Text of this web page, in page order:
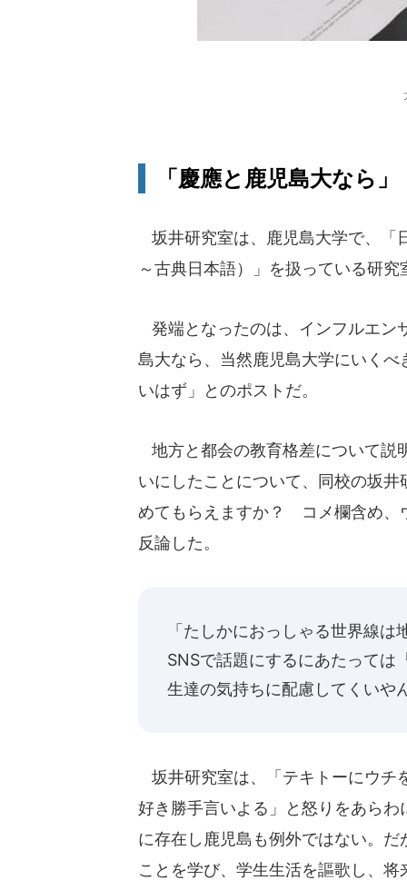
「慶應と鹿児島大なら」
坂井研究室は、鹿児島大学で、「
～古典日本語）」を扱っている研究
発端となったのは、インフルエン
島大なら、当然鹿児島大学にいく
いはず」とのポストだ。
地方と都会の教育格差について説
いにしたことについて、同校の坂
めてもらえますか？ コメ欄含め、
反論した。
「たしかにおっしゃる世界線
SNSで話題にするにあたっては
生達の気持ちに配慮してくいや
坂井研究室は、「テキトーにウチ
好き勝手言いよる」と怒りをあら
に存在し鹿児島も例外ではない。
ことを学び、学生生活を謳歌し、